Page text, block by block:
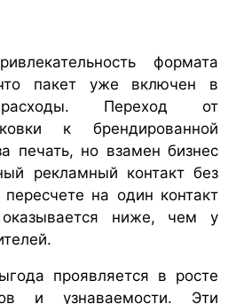
формата
пакет уже включен в
расходы. Переход от
к брендированной
печать, но взамен бизнес
рекламный контакт без
на один контакт
оказывается ниже, чем у
проявляется в росте
и узнаваемости. Эти